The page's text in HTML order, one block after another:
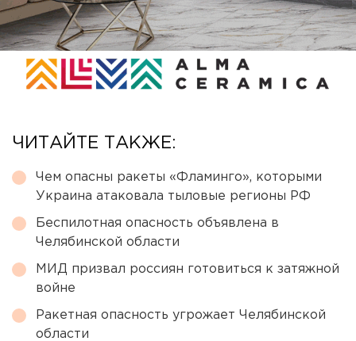
ЧИТАЙТЕ ТАКЖЕ:
Чем опасны ракеты «Фламинго», которыми
Украина атаковала тыловые регионы РФ
Беспилотная опасность объявлена в
Челябинской области
МИД призвал россиян готовиться к затяжной
войне
Ракетная опасность угрожает Челябинской
области